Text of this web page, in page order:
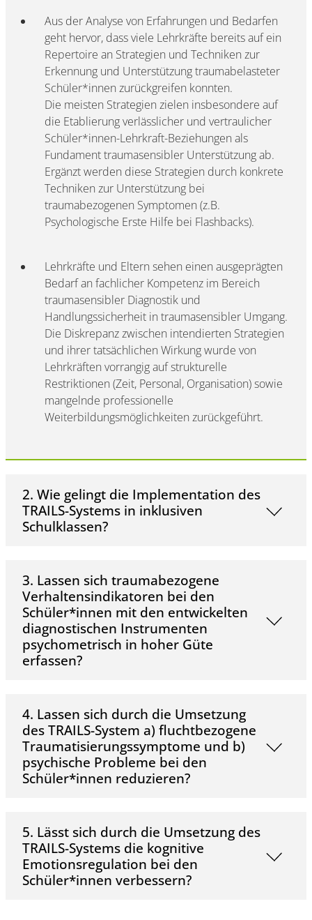
Aus der Analyse von Erfahrungen und Bedarfen
geht hervor, dass viele Lehrkräfte bereits auf ein
Repertoire an Strategien und Techniken zur
Erkennung und Unterstützung traumabelasteter
Schüler*innen zurückgreifen konnten.
Die meisten Strategien zielen insbesondere auf
die Etablierung verlässlicher und vertraulicher
Schüler*innen-Lehrkraft-Beziehungen als
Fundament traumasensibler Unterstützung ab.
Ergänzt werden diese Strategien durch konkrete
Techniken zur Unterstützung bei
traumabezogenen Symptomen (z.B.
Psychologische Erste Hilfe bei Flashbacks).
Lehrkräfte und Eltern sehen einen ausgeprägten
Bedarf an fachlicher Kompetenz im Bereich
traumasensibler Diagnostik und
Handlungssicherheit in traumasensibler Umgang.
Die Diskrepanz zwischen intendierten Strategien
und ihrer tatsächlichen Wirkung wurde von
Lehrkräften vorrangig auf strukturelle
Restriktionen (Zeit, Personal, Organisation) sowie
mangelnde professionelle
Weiterbildungsmöglichkeiten zurückgeführt.
2. Wie gelingt die Implementation des
TRAILS-Systems in inklusiven
Schulklassen?
3. Lassen sich traumabezogene
Verhaltensindikatoren bei den
Schüler*innen mit den entwickelten
diagnostischen Instrumenten
psychometrisch in hoher Güte
erfassen?
4. Lassen sich durch die Umsetzung
des TRAILS-System a) fluchtbezogene
Traumatisierungssymptome und b)
psychische Probleme bei den
Schüler*innen reduzieren?
5. Lässt sich durch die Umsetzung des
TRAILS-Systems die kognitive
Emotionsregulation bei den
Schüler*innen verbessern?